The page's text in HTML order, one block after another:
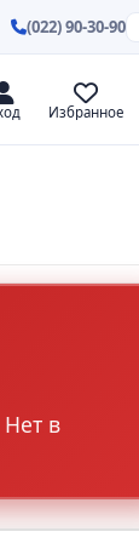
(022) 90-30-90
Избранное
в